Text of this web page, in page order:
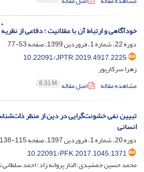
خودآگاهی و ارتباط آن با عقلانیت ؛ دفاعی از
دوره 22، شماره 1، فروردین 1399، صفحه
53-77
10.22091/JPTR.2019.4917.2225
زهرا سرکارپور
مشاهده مقاله
اصل مقاله 8.31 M
تبیین نفی خشونت‌‌گرایی در دین از منظر
انسانی
دوره 20، شماره 1، فروردین 1397، صفحه
115-138
10.22091/PFK.2017.1045.1371
محمد حسین جمشیدی؛ الناز پروانه زاد؛ احمد سلطانی